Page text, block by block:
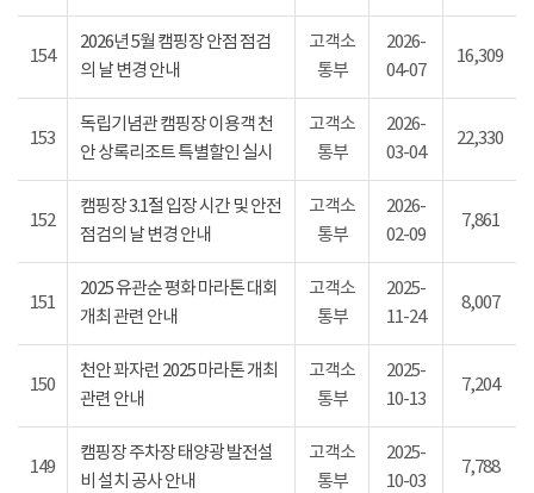
154
2026년 5월 캠핑장 안점 점검
의 날 변경 안내
고객소
통부
2026-
04-07
16,309
153
독립기념관 캠핑장 이용객 천
안 상록리조트 특별할인 실시
고객소
통부
2026-
03-04
22,330
152
캠핑장 3.1절 입장 시간 및 안전
점검의 날 변경 안내
고객소
통부
2026-
02-09
7,861
151
2025 유관순 평화 마라톤 대회
개최 관련 안내
고객소
통부
2025-
11-24
8,007
150
천안 꽈자런 2025 마라톤 개최
관련 안내
고객소
통부
2025-
10-13
7,204
149
캠핑장 주차장 태양광 발전설
비 설치 공사 안내
고객소
통부
2025-
10-03
7,788